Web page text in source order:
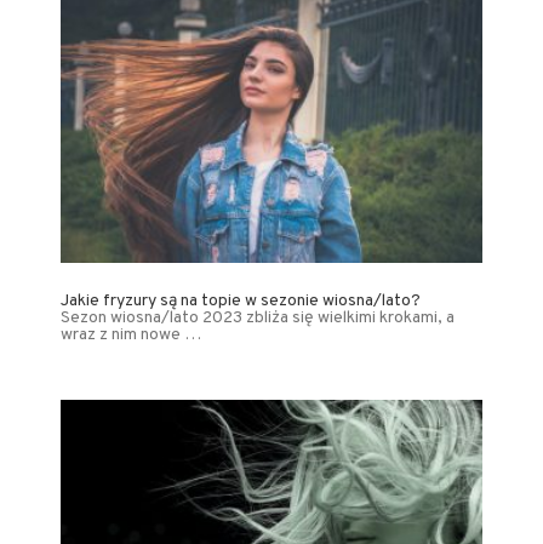
Jakie fryzury są na topie w sezonie wiosna/lato?
Sezon wiosna/lato 2023 zbliża się wielkimi krokami, a
wraz z nim nowe …